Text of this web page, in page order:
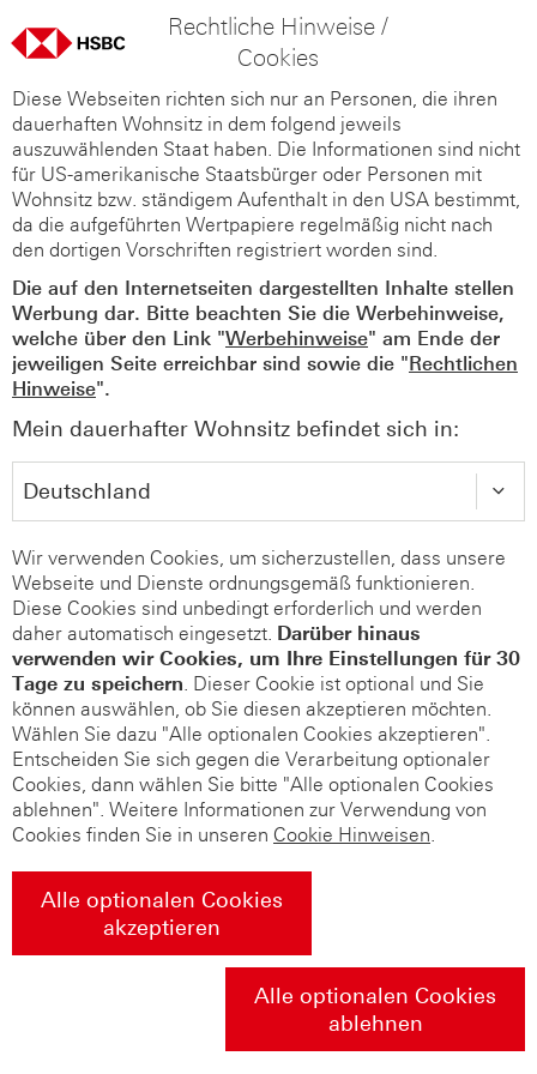
Rechtliche Hinweise /
Cookies
Diese Webseiten richten sich nur an Personen, die ihren
dauerhaften Wohnsitz in dem folgend jeweils
auszuwählenden Staat haben. Die Informationen sind nicht
für US-amerikanische Staatsbürger oder Personen mit
Wohnsitz bzw. ständigem Aufenthalt in den USA bestimmt,
da die aufgeführten Wertpapiere regelmäßig nicht nach
den dortigen Vorschriften registriert worden sind.
Die auf den Internetseiten dargestellten Inhalte stellen
Werbung dar. Bitte beachten Sie die Werbehinweise,
welche über den Link "Werbehinweise" am Ende der
jeweiligen Seite erreichbar sind sowie die "Rechtlichen
Hinweise".
Mein dauerhafter Wohnsitz befindet sich in:
Wir verwenden Cookies, um sicherzustellen, dass unsere
Webseite und Dienste ordnungsgemäß funktionieren.
Diese Cookies sind unbedingt erforderlich und werden
daher automatisch eingesetzt. Darüber hinaus
verwenden wir Cookies, um Ihre Einstellungen für 30
Tage zu speichern. Dieser Cookie ist optional und Sie
können auswählen, ob Sie diesen akzeptieren möchten.
Wählen Sie dazu "Alle optionalen Cookies akzeptieren".
Entscheiden Sie sich gegen die Verarbeitung optionaler
Cookies, dann wählen Sie bitte "Alle optionalen Cookies
ablehnen". Weitere Informationen zur Verwendung von
Cookies finden Sie in unseren Cookie Hinweisen.
Alle optionalen Cookies
akzeptieren
Alle optionalen Cookies
ablehnen